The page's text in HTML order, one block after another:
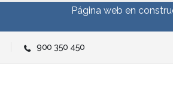
Página web en
900 350 450